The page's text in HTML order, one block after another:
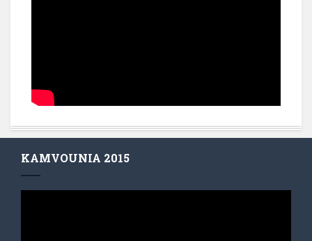
KAMVOUNIA 2015